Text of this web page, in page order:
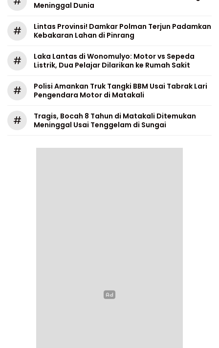
Meninggal Dunia
#
Lintas Provinsi! Damkar Polman Terjun Padamkan
Kebakaran Lahan di Pinrang
#
Laka Lantas di Wonomulyo: Motor vs Sepeda
Listrik, Dua Pelajar Dilarikan ke Rumah Sakit
#
Polisi Amankan Truk Tangki BBM Usai Tabrak Lari
Pengendara Motor di Matakali
#
Tragis, Bocah 8 Tahun di Matakali Ditemukan
Meninggal Usai Tenggelam di Sungai